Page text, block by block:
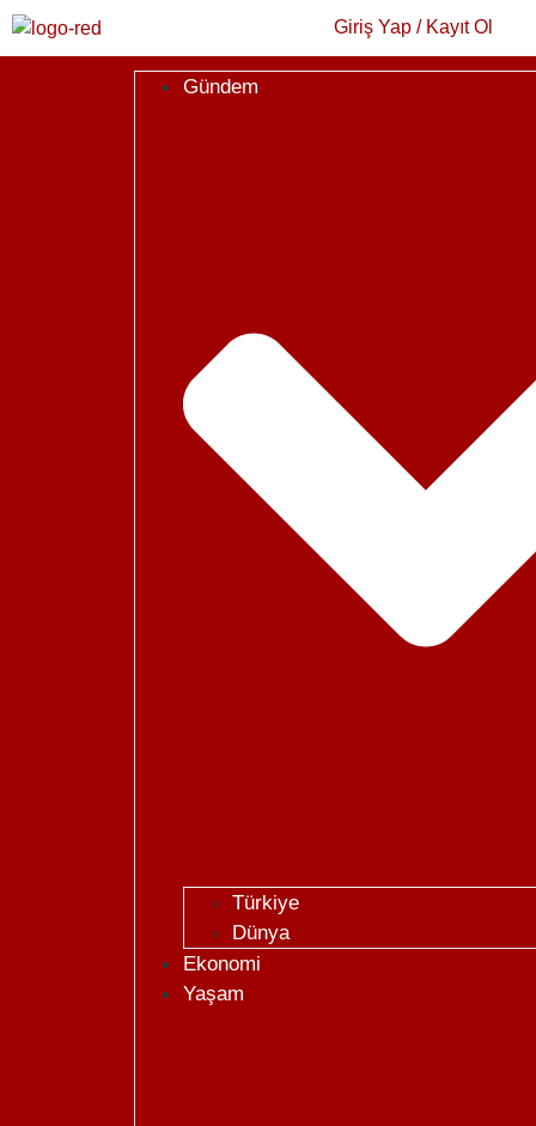
Giriş Yap / Kayıt Ol
Gündem
Türkiye
Dünya
Ekonomi
Yaşam